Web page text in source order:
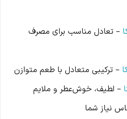
– تعادل مناسب برای مصرف
– ترکیبی متعادل با طعم متوازن
ا – لطیف، خوش‌عطر و ملایم
نیاز شما